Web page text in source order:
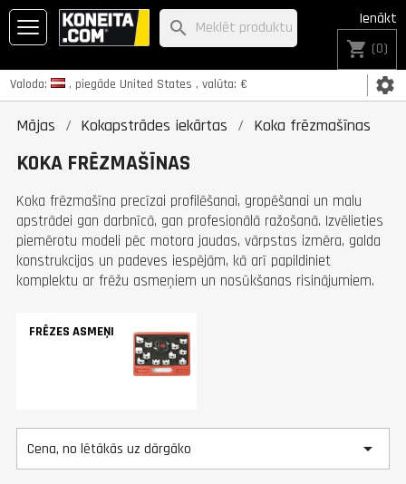
Valoda: , piegāde United States , valūta: € settings
Ienākt
shopping_cart (0)
search
Mājas Kokapstrādes iekārtas Koka frēzmašīnas
KOKA FRĒZMAŠĪNAS
Koka frēzmašīna precīzai profilēšanai, gropēšanai un malu
apstrādei gan darbnīcā, gan profesionālā ražošanā. Izvēlieties
piemērotu modeli pēc motora jaudas, vārpstas izmēra, galda
konstrukcijas un padeves iespējām, kā arī papildiniet
komplektu ar frēžu asmeņiem un nosūkšanas risinājumiem.
FRĒZES ASMEŅI
Cena, no lētākās uz dārgāko 